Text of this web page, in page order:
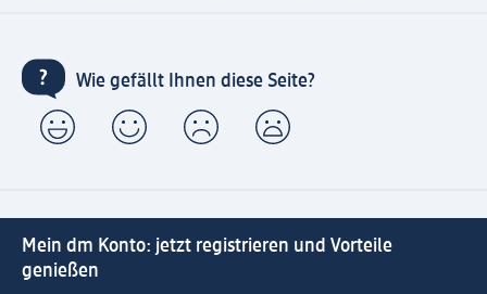
Wie gefällt Ihnen diese Seite?
Mein dm Konto: jetzt registrieren und Vorteile
genießen